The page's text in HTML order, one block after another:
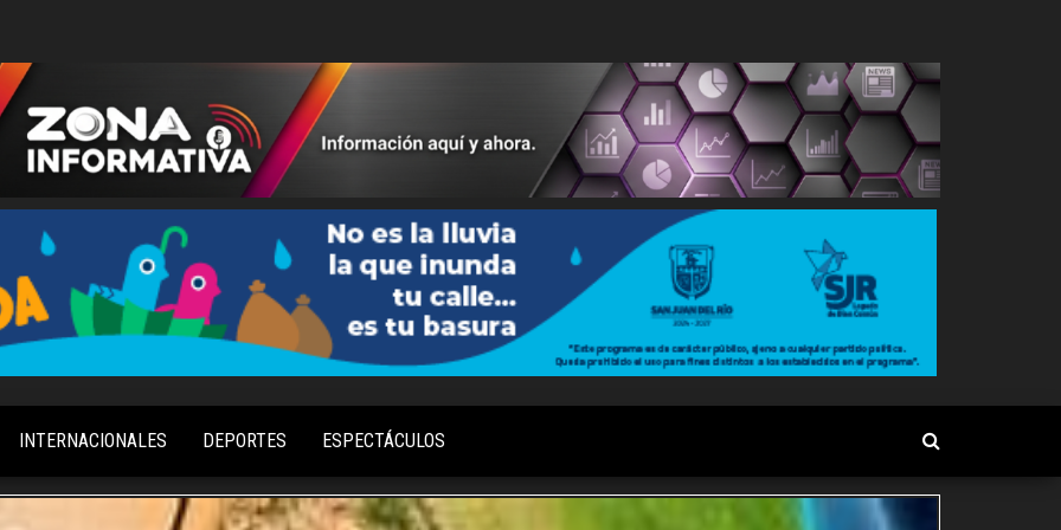
Zona
Informativa
Información
Aquí y
Ahora
INTERNACIONALES DEPORTES ESPECTÁCULOS